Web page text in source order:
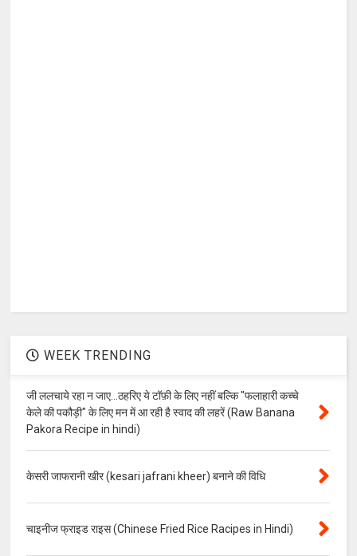
WEEK TRENDING
जी ललचाये रहा न जाए...ठहरिए ये टॉफ़ी के लिए नहीं बल्कि "फलाहारी कच्चे
केले की पकौड़ी" के लिए मन में आ रही है स्वाद की लहरें (Raw Banana
Pakora Recipe in hindi)
केसरी जाफरानी खीर (kesari jafrani kheer) बनाने की विधि
चाइनीज फ्राइड राइस (Chinese Fried Rice Racipes in Hindi)